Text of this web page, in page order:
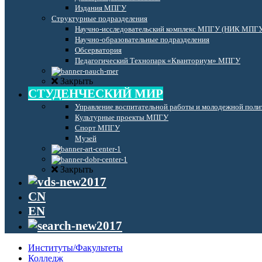
Издания МПГУ
Структурные подразделения
Научно-исследовательский комплекс МПГУ (НИК
Научно-образовательные подразделения
Обсерватория
Педагогический Технопарк «Кванториум» МПГУ
Закрыть
СТУДЕНЧЕСКИЙ МИР
Управление воспитательной работы и молодежной
Культурные проекты МПГУ
Спорт МПГУ
Музей
Закрыть
CN
EN
Институты/Факультеты
Колледж